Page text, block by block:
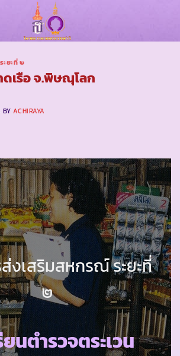
ะยะที่ ๒
เรือ จ.พิษณุโลก
BYACHIRAYA
งเสริมสหกรณ์ ระยะที่
๒
ยนตำรวจตระเวน